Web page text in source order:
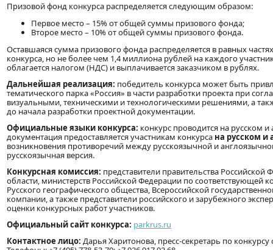
Призовой фонд конкурса распределяется следующим образом:
Первое место – 15% от общей суммы призового фонда;
Второе место – 10% от общей суммы призового фонда.
Оставшаяся сумма призового фонда распределяется в равных
конкурса, но не более чем 1,4 миллиона рублей на каждого
облагается налогом (НДС) и выплачивается заказчиком в рублях.
Дальнейшая реализация: победитель конкурса может быть
тематического парка «Россия» в части разработки проекта при
визуальными, техническими и технологическими решениями, а
до начала разработки проектной документации.
Официальные языки конкурса: конкурс проводится на русском
документация предоставляется участникам конкурса на русском и
возникновения противоречий между русскоязычной и
русскоязычная версия.
Конкурсная комиссия: представители правительства
области, министерств Российской Федерации по соответствующей
Русского географического общества, Всероссийской
компании, а также представители российского и зарубежного
оценки конкурсных работ участников.
Официальный сайт конкурса: parkrus.ru
Контактное лицо: Дарья Харитонова, пресс-секретарь по конкурсу